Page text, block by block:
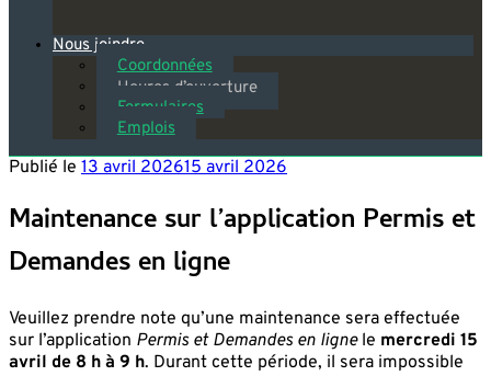
Nous joindre
Coordonnées
Heures d’ouverture
Formulaires
Emplois
Publié le 13 avril 202615 avril 2026
Maintenance sur l’application Permis et
Demandes en ligne
Veuillez prendre note qu’une maintenance sera effectuée
sur l’application Permis et Demandes en lignele mercredi 15
avril de 8 h à 9 h. Durant cette période, il sera impossible